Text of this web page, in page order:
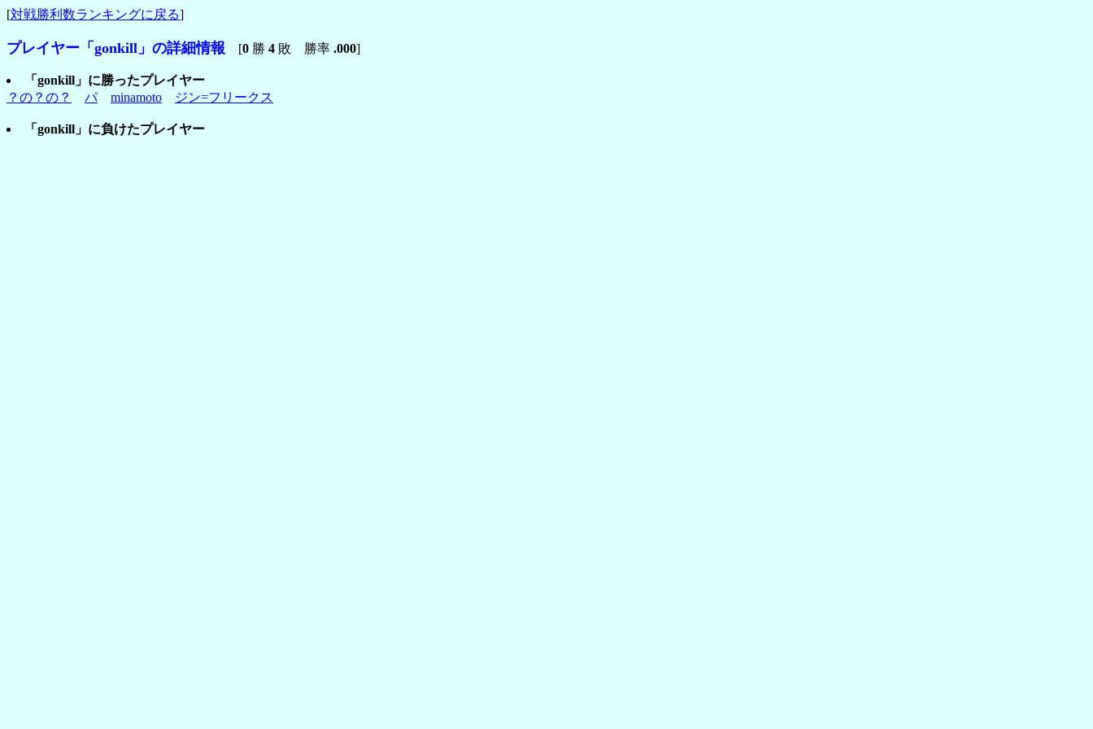
[対戦勝利数ランキングに戻る]
プレイヤー「gonkill」の詳細情報 [0 勝 4 敗 勝率 .000]
「gonkill」に勝ったプレイヤー
？の？の？
パ minamoto ジン=フリークス
「gonkill」に負けたプレイヤー